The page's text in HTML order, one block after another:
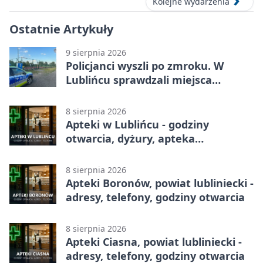
Ostatnie Artykuły
9 sierpnia 2026
Policjanci wyszli po zmroku. W
Lublińcu sprawdzali miejsca
8 sierpnia 2026
Apteki w Lublińcu - godziny
otwarcia, dyżury, apteka
8 sierpnia 2026
Apteki Boronów, powiat lubliniecki -
adresy, telefony, godziny otwarcia
8 sierpnia 2026
Apteki Ciasna, powiat lubliniecki -
adresy, telefony, godziny otwarcia